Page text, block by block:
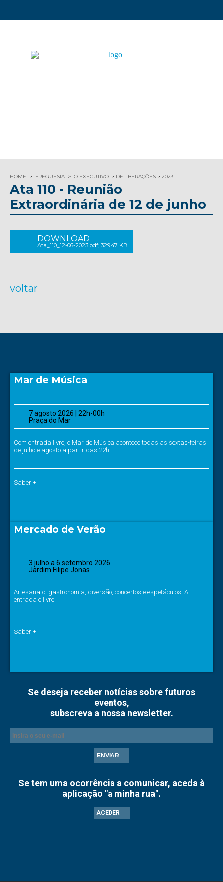
HOME FREGUESIA O EXECUTIVO DELIBERAÇÕES 2023
Ata 110 - Reunião
Extraordinária de 12 de junho
DOWNLOAD
Ata_110_12-06-2023.pdf; 329.47 KB
voltar
Mar de Música
7 agosto 2026 | 22h-00h
Praça do Mar
Com entrada livre, o Mar de Música acontece todas as sextas-feiras
de julho e agosto a partir das 22h.
Saber +
Mercado de Verão
3 julho a 6 setembro 2026
Jardim Filipe Jonas
Artesanato, gastronomia, diversão, concertos e espetáculos! A
entrada é livre.
Saber +
Se deseja receber notícias sobre futuros
eventos,
subscreva a nossa newsletter.
ENVIAR
Se tem uma ocorrência a comunicar, aceda à
aplicação "a minha rua".
ACEDER